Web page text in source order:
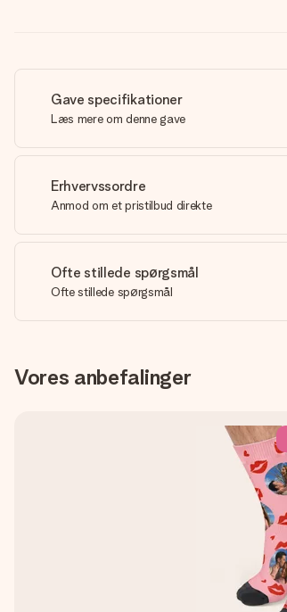
Gave specifikationer
Læs mere om denne gave
Erhvervssordre
Anmod om et pristilbud direkte
Ofte stillede spørgsmål
Ofte stillede spørgsmål
Vores anbefalinger